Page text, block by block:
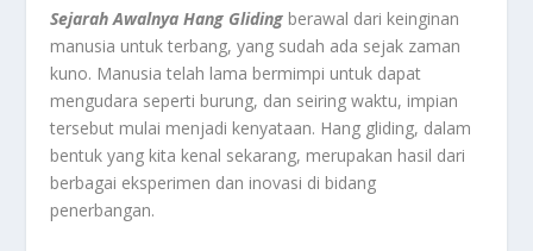
Sejarah Awalnya Hang Gliding berawal dari keinginan
manusia untuk terbang, yang sudah ada sejak zaman
kuno. Manusia telah lama bermimpi untuk dapat
mengudara seperti burung, dan seiring waktu, impian
tersebut mulai menjadi kenyataan. Hang gliding, dalam
bentuk yang kita kenal sekarang, merupakan hasil dari
berbagai eksperimen dan inovasi di bidang
penerbangan.